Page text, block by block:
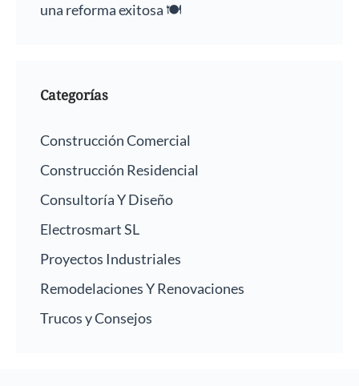
una reforma exitosa 🍽️
Categorías
Construcción Comercial
Construcción Residencial
Consultoría Y Diseño
Electrosmart SL
Proyectos Industriales
Remodelaciones Y Renovaciones
Trucos y Consejos